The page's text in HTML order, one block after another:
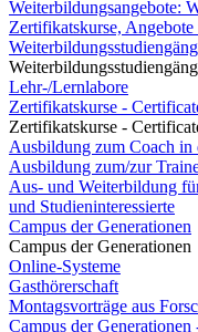
Weiterbildungsangebote:
Zertifikatskurse,
Lehr-/Lernlabore
Zertifikatskurse -
Zertifikatskurse -
Ausbildung zum Coach
Ausbildung zum/zur
Aus- und Weiterbildung
und Studieninteressierte
Campus der Generationen
Campus der Generationen
Online-Systeme
Gasthörerschaft
Montagsvorträge aus
Campus der